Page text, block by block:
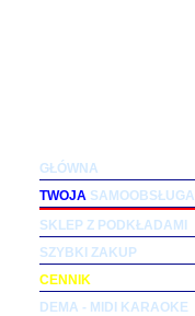
GŁÓWNA
TWOJA SAMOOBSŁUGA
SKLEP Z PODKŁADAMI
SZYBKI ZAKUP
CENNIK
DEMA - MIDI KARAOKE